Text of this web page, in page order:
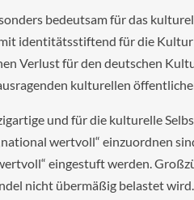
bedeutsam für das
identitätsstiftend für die
Verlust für den deutschen
kulturellen
und für die kulturelle
wertvoll“ einzuordnen
eingestuft werden.
nicht übermäßig belastet wird.